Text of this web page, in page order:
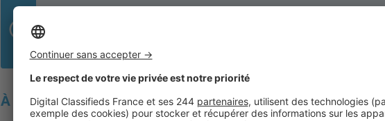
À Caen, quels sont les secteurs les plus recherchés ?